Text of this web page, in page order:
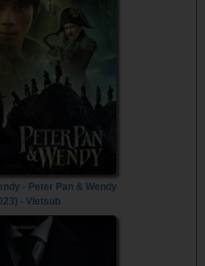
- Peter Pan & Wendy
- Vietsub